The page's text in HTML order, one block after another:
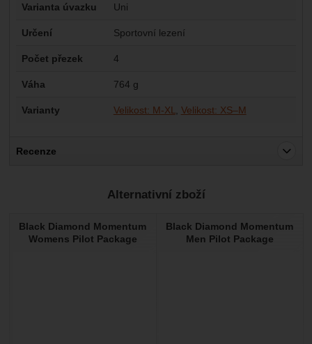
Varianta úvazku Uni
Určení Sportovní lezení
Počet přezek 4
Váha 764 g
Varianty Velikost: M-XL Velikost: XS–M
Recenze
Nebyla přidána žádná recenze.
Alternativní zboží
Black Diamond Momentum
Womens Pilot Package
Black Diamond Momentum
Men Pilot Package